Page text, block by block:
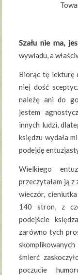
Szału nie ma,
wywiadu, a
Biorąc tę lekturę
niej dość
należę ani do
jestem
innych ludzi,
księdzu wydała
podejdę
Wielkiego
przeczytałam ją z
wieczór,
140 stron, z
podejście
zarówno tych
śmierć
poczucie